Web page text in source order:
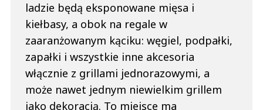
ladzie będą eksponowane mięsa i
kiełbasy, a obok na regale w
zaaranżowanym kąciku: węgiel, podpałki,
zapałki i wszystkie inne akcesoria
włącznie z grillami jednorazowymi, a
może nawet jednym niewielkim grillem
jako dekoracją. To miejsce ma